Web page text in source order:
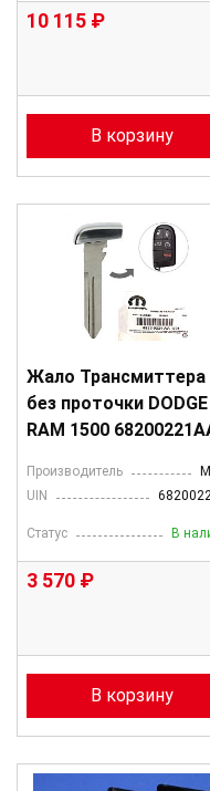
10 115 ₽
В корзину
Жало Трансмиттера
без проточки DODGE
RAM 1500
Производитель
UIN
Статус В
3 570 ₽
В корзину